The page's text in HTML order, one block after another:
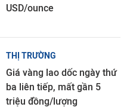
USD/ounce
THỊ TRƯỜNG
Giá vàng lao dốc ngày thứ
ba liên tiếp, mất gần 5
triệu đồng/lượng